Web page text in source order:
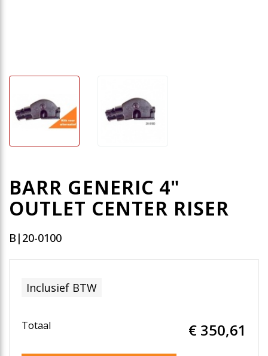
BARR GENERIC 4"
OUTLET CENTER RISER
B|20-0100
Inclusief BTW
Totaal € 350,61